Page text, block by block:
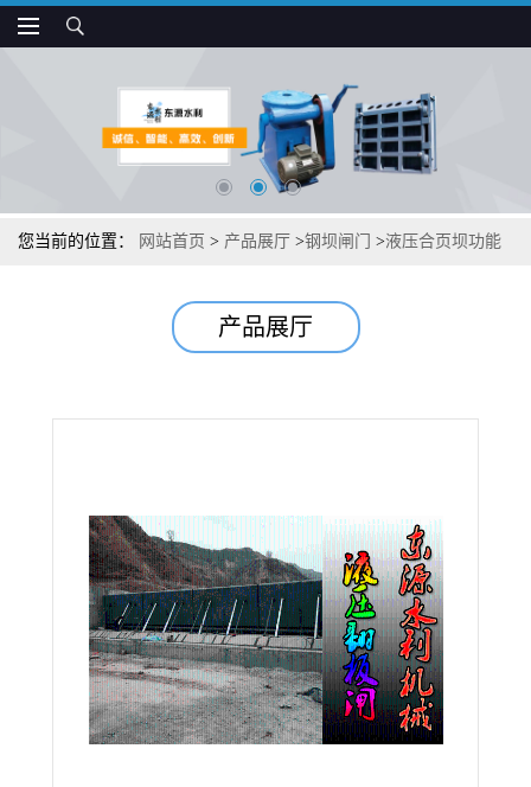
您当前的位置： 网站首页 > 产品展厅 >钢坝闸门 >液压合页坝功能
产品展厅